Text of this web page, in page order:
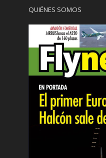
QUIÉNES SOMOS